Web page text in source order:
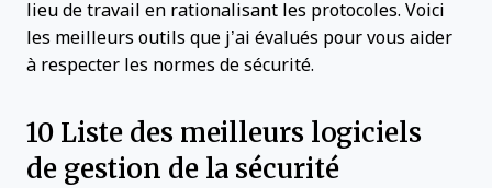
lieu de travail en rationalisant les protocoles. Voici
les meilleurs outils que j’ai évalués pour vous aider
à respecter les normes de sécurité.
10 Liste des meilleurs logiciels
de gestion de la sécurité